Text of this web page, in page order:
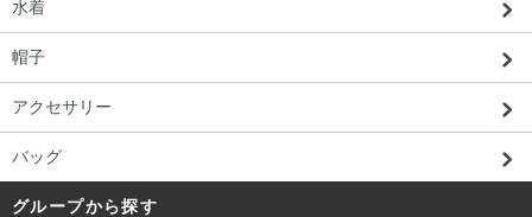
水着
帽子
アクセサリー
バッグ
グループから探す